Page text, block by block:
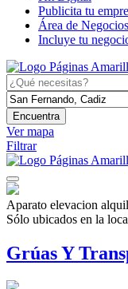
Publicita tu
Área de Negocios
Incluye tu
Encuentra
Ver mapa
Filtrar
Aparato elevacion
Sólo ubicados en la
Grúas Y